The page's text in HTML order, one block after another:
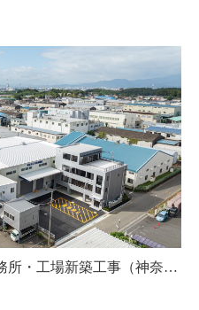
株式会社海老名鋼材 本社事務所・工場新築工事（神奈川県）